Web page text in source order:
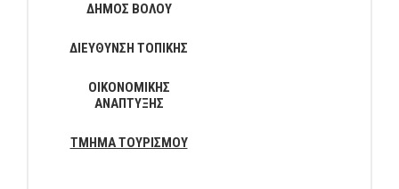
ΔΗΜΟΣ ΒΟΛΟΥ
ΔΙΕΥΘΥΝΣΗ ΤΟΠΙΚΗΣ
ΟΙΚΟΝΟΜΙΚΗΣ
ΑΝΑΠΤΥΞΗΣ
ΤΜΗΜΑ ΤΟΥΡΙΣΜΟΥ